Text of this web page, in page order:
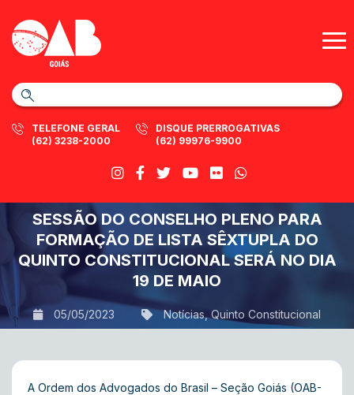
TELEFONE GERAL
(62) 3238-2000
DISQUE PRERROGATIVAS
(62) 99976-9900
SESSÃO DO CONSELHO PLENO PARA
FORMAÇÃO DE LISTA SÊXTUPLA DO
QUINTO CONSTITUCIONAL SERÁ NO DIA
19 DE MAIO
05/05/2023 Notícias, Quinto Constitucional
A Ordem dos Advogados do Brasil – Seção Goiás (OAB-